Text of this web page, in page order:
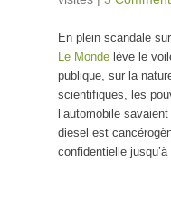
En plein scandale
Le Monde lève le
publique, sur la
scientifiques, les
l’automobile
diesel est
confidentielle jusqu’à